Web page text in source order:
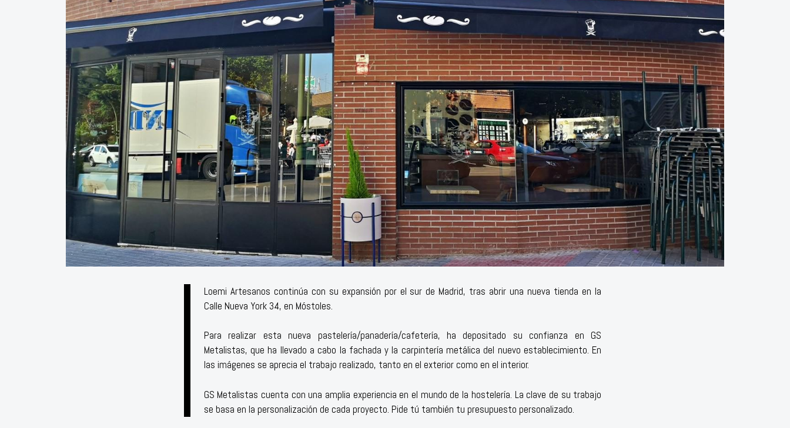
Loemi Artesanos continúa con su expansión por el sur de Madrid, tras abrir una nueva tienda en la
Calle Nueva York 34, en Móstoles.
Para realizar esta nueva pastelería/panadería/cafetería, ha depositado su confianza en GS
Metalistas, que ha llevado a cabo la fachada y la carpintería metálica del nuevo establecimiento. En
las imágenes se aprecia el trabajo realizado, tanto en el exterior como en el interior.
GS Metalistas cuenta con una amplia experiencia en el mundo de la hostelería. La clave de su trabajo
se basa en la personalización de cada proyecto. Pide tú también tu presupuesto personalizado.